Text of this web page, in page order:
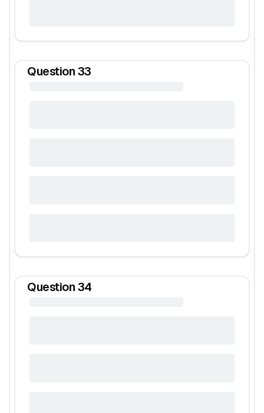
Question 33
Question 34